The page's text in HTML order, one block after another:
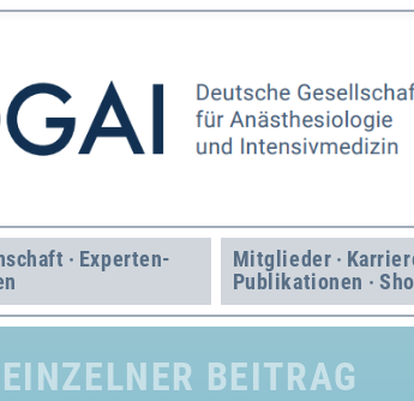
· Experten­
Mitglieder ·
Publikationen ·
BEITRAG